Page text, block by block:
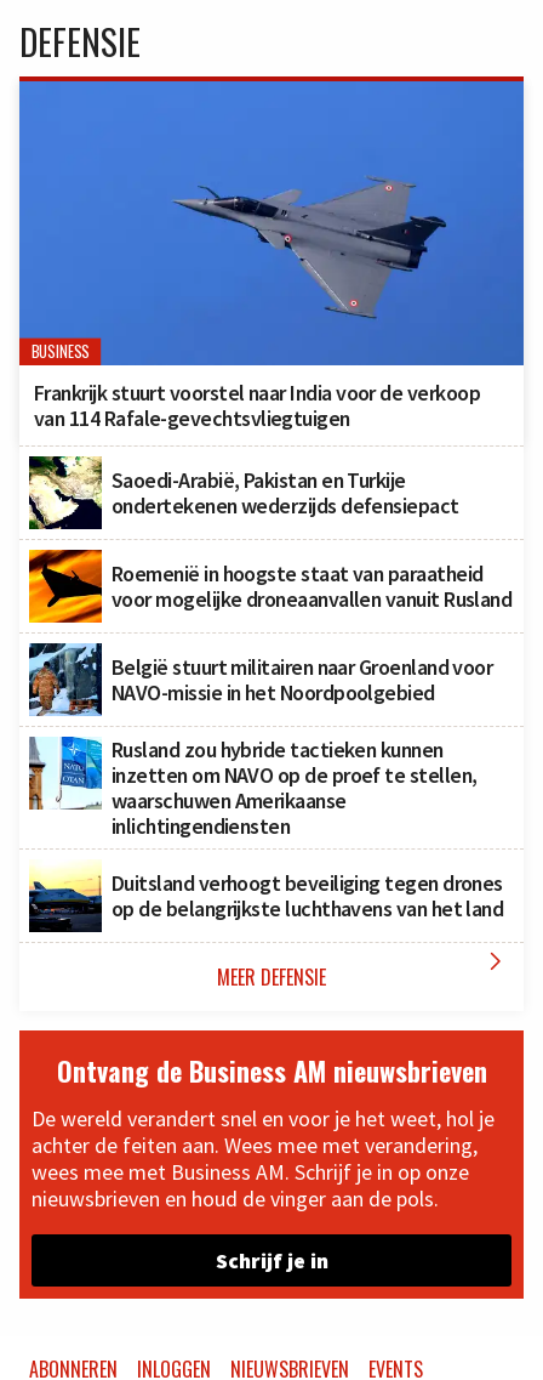
DEFENSIE
BUSINESS
Frankrijk stuurt voorstel naar India voor de verkoop
van 114 Rafale-gevechtsvliegtuigen
Saoedi-Arabië, Pakistan en Turkije
ondertekenen wederzijds defensiepact
Roemenië in hoogste staat van paraatheid
voor mogelijke droneaanvallen vanuit Rusland
België stuurt militairen naar Groenland voor
NAVO-missie in het Noordpoolgebied
Rusland zou hybride tactieken kunnen
inzetten om NAVO op de proef te stellen,
waarschuwen Amerikaanse
inlichtingendiensten
Duitsland verhoogt beveiliging tegen drones
op de belangrijkste luchthavens van het land
MEER DEFENSIE 
Ontvang de Business AM nieuwsbrieven
De wereld verandert snel en voor je het weet, hol je
achter de feiten aan. Wees mee met verandering,
wees mee met Business AM. Schrijf je in op onze
nieuwsbrieven en houd de vinger aan de pols.
Schrijf je in
ABONNEREN INLOGGEN NIEUWSBRIEVEN EVENTS